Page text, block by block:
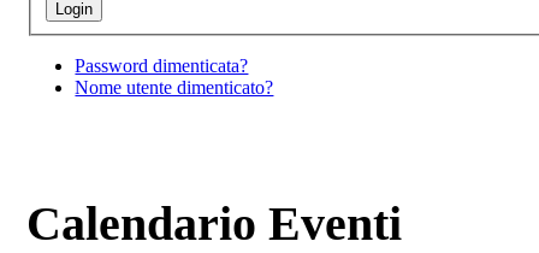
Password dimenticata?
Nome utente dimenticato?
Calendario Eventi